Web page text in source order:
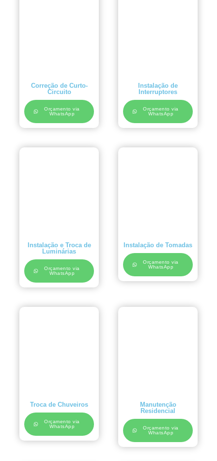
Correção de Curto-
Circuito
Orçamento via
WhatsApp
Instalação de
Interruptores
Orçamento via
WhatsApp
Instalação e Troca de
Luminárias
Orçamento via
WhatsApp
Instalação de Tomadas
Orçamento via
WhatsApp
Troca de Chuveiros
Orçamento via
WhatsApp
Manutenção
Residencial
Orçamento via
WhatsApp